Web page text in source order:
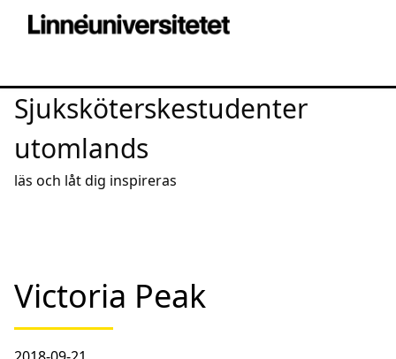
Sjuksköterskestudenter
utomlands
läs och låt dig inspireras
Victoria Peak